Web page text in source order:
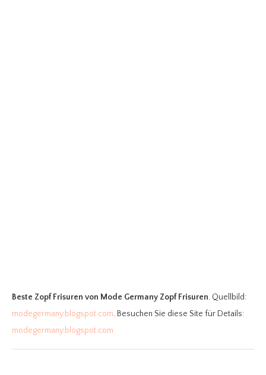
Beste Zopf Frisuren von Mode Germany Zopf Frisuren. Quellbild:
modegermany.blogspot.com. Besuchen Sie diese Site für Details:
modegermany.blogspot.com